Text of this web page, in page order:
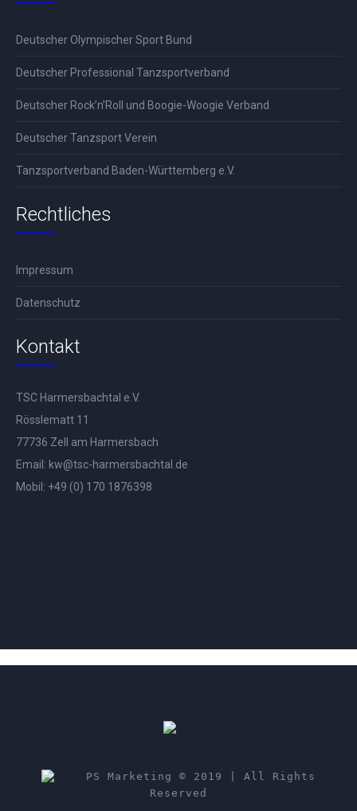
Deutscher Olympischer Sport Bund
Deutscher Professional Tanzsportverband
Deutscher Rock’n’Roll und Boogie-Woogie Verband
Deutscher Tanzsport Verein
Tanzsportverband Baden-Württemberg e.V.
Rechtliches
Impressum
Datenschutz
Kontakt
TSC Harmersbachtal e.V.
Rösslematt 11
77736 Zell am Harmersbach
Email: kw@tsc-harmersbachtal.de
Mobil: +49 (0) 170 1876398
PS Marketing © 2019 | All Rights
Reserved